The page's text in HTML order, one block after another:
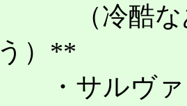
（冷酷なあ
う）**
・サルヴァ